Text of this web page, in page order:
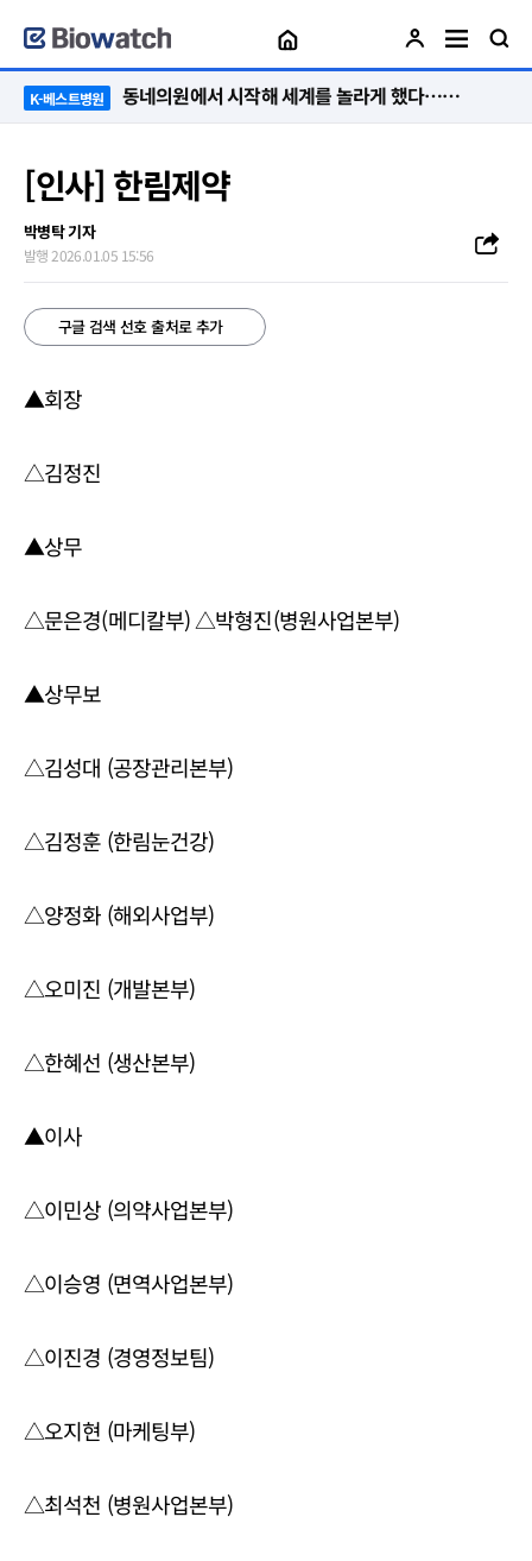
K-베스트병원 동네의원에서 시작해 세계를 놀라게 했다…관악구 50년 병원의 기적
[인사] 한림제약
박병탁 기자
발행 2026.01.05 15:56
구글 검색 선호 출처로 추가
▲회장
△김정진
▲상무
△문은경(메디칼부) △박형진(병원사업본부)
▲상무보
△김성대 (공장관리본부)
△김정훈 (한림눈건강)
△양정화 (해외사업부)
△오미진 (개발본부)
△한혜선 (생산본부)
▲이사
△이민상 (의약사업본부)
△이승영 (면역사업본부)
△이진경 (경영정보팀)
△오지현 (마케팅부)
△최석천 (병원사업본부)